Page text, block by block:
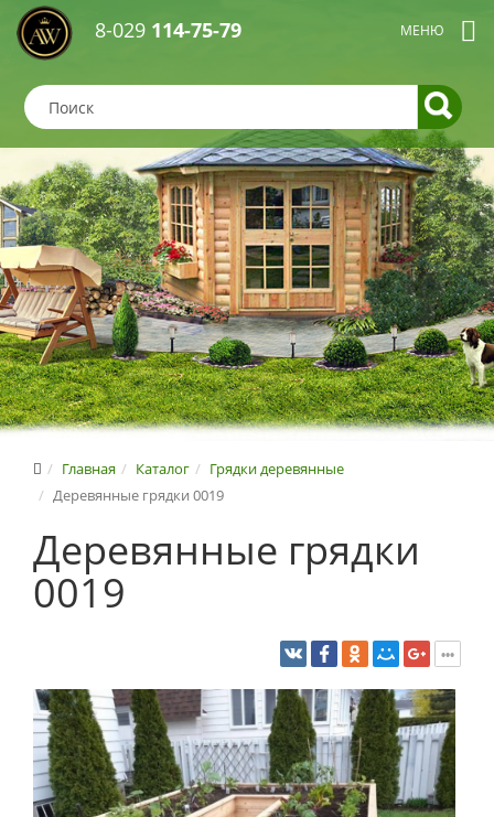
8-029 114-75-79
Главная Каталог
Грядки деревянные
Деревянные грядки 0019
Деревянные грядки
0019